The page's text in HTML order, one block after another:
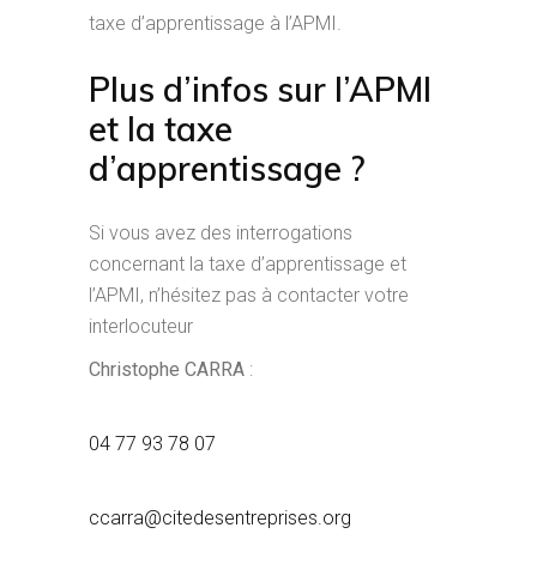
taxe d’apprentissage à l’APMI.
Plus d’infos sur l’APMI
et la taxe
d’apprentissage ?
Si vous avez des interrogations
concernant la taxe d’apprentissage et
l’APMI, n’hésitez pas à contacter votre
interlocuteur
Christophe CARRA :
04 77 93 78 07
ccarra@citedesentreprises.org